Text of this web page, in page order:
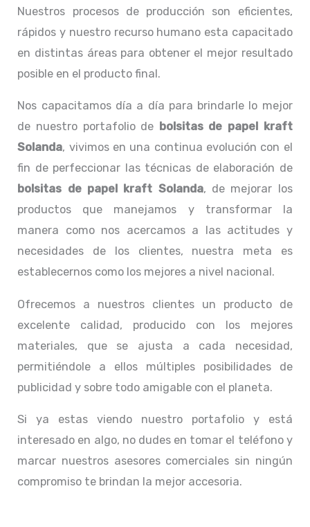
Nuestros procesos de producción son eficientes,
rápidos y nuestro recurso humano esta capacitado
en distintas áreas para obtener el mejor resultado
posible en el producto final.
Nos capacitamos día a día para brindarle lo mejor
de nuestro portafolio de bolsitas de papel kraft
Solanda, vivimos en una continua evolución con el
fin de perfeccionar las técnicas de elaboración de
bolsitas de papel kraft Solanda, de mejorar los
productos que manejamos y transformar la
manera como nos acercamos a las actitudes y
necesidades de los clientes, nuestra meta es
establecernos como los mejores a nivel nacional.
Ofrecemos a nuestros clientes un producto de
excelente calidad, producido con los mejores
materiales, que se ajusta a cada necesidad,
permitiéndole a ellos múltiples posibilidades de
publicidad y sobre todo amigable con el planeta.
Si ya estas viendo nuestro portafolio y está
interesado en algo, no dudes en tomar el teléfono y
marcar nuestros asesores comerciales sin ningún
compromiso te brindan la mejor accesoria.